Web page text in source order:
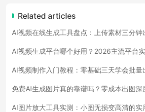
Related articles
AI视频在线生成工具盘点：上传素材三分钟
AI视频生成平台哪个好用？2026主流平台
AI视频制作入门教程：零基础三天学会批量
免费AI生成图片真的靠谱吗？零成本出图深
AI图片放大工具实测：小图无损变高清的实